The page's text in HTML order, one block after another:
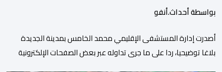
بواسطة أحداث.أنفو
أصدرت إدارة المستشفى الإقليمي محمد الخامس بمدينة الجديدة
بلاغا توضيحيا، ردا على ما جرى تداوله عبر بعض الصفحات الإلكترونية